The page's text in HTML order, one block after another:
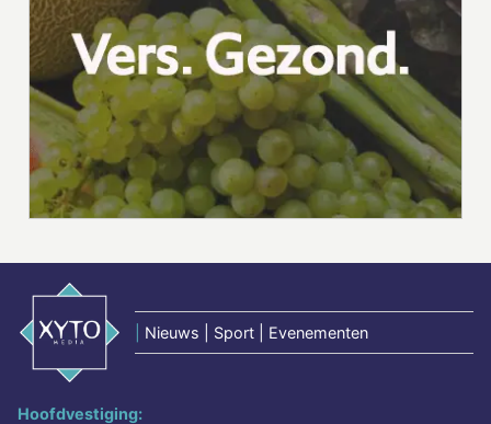
Nieuws | Sport | Evenementen
Hoofdvestiging: